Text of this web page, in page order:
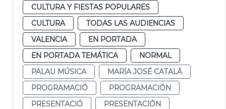
CULTURA Y FIESTAS POPULARES
CULTURA
TODAS LAS AUDIENCIAS
VALENCIA
EN PORTADA
EN PORTADA TEMÁTICA
NORMAL
PALAU MÚSICA
MARÍA JOSÉ CATALÁ
PROGRAMACIÓ
PROGRAMACIÓN
PRESENTACIÓ
PRESENTACIÓN